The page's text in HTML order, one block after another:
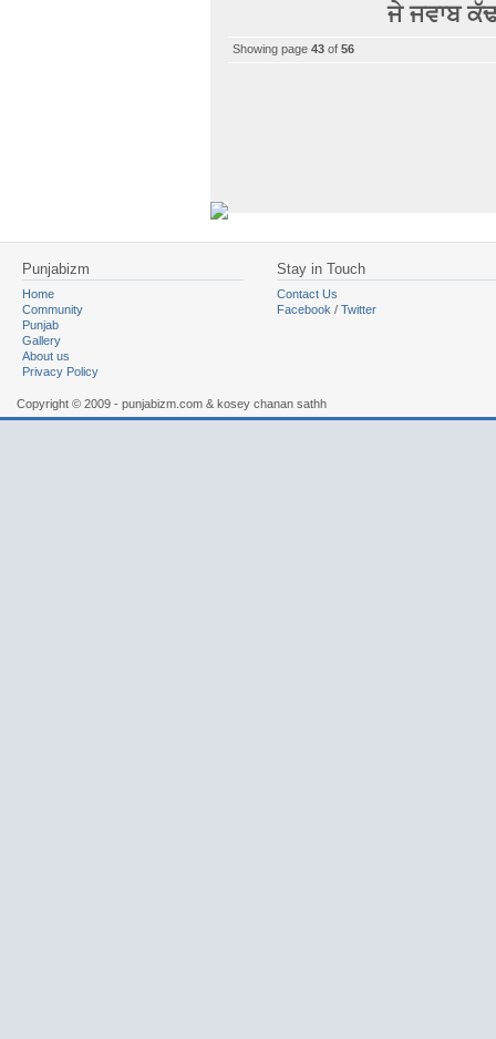
ਜੇ ਜਵਾਬ
Showing page 43 of 56
Punjabizm
Home
Community
Punjab
Gallery
About us
Privacy Policy
Stay in Touch
Contact Us
Facebook / Twitter
Copyright © 2009 - punjabizm.com & kosey chanan sathh